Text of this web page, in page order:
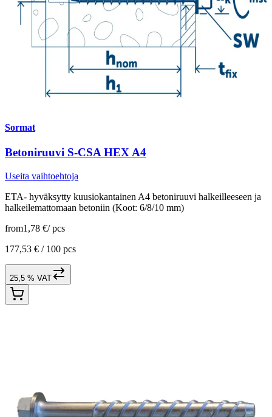
Sormat
Betoniruuvi S-CSA HEX A4
Useita vaihtoehtoja
ETA- hyväksytty kuusiokantainen A4 betoniruuvi halkeilleeseen ja
halkeilemattomaan betoniin (Koot: 6/8/10 mm)
from1,78 €/ pcs
177,53 € / 100 pcs
25,5 % VAT